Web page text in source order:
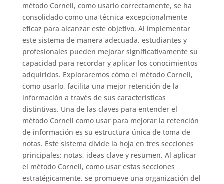
método Cornell, como usarlo correctamente, se ha
consolidado como una técnica excepcionalmente
eficaz para alcanzar este objetivo. Al implementar
este sistema de manera adecuada, estudiantes y
profesionales pueden mejorar significativamente su
capacidad para recordar y aplicar los conocimientos
adquiridos. Exploraremos cómo el método Cornell,
como usarlo, facilita una mejor retención de la
información a través de sus características
distintivas. Una de las claves para entender el
método Cornell como usar para mejorar la retención
de información es su estructura única de toma de
notas. Este sistema divide la hoja en tres secciones
principales: notas, ideas clave y resumen. Al aplicar
el método Cornell, como usar estas secciones
estratégicamente, se promueve una organización del